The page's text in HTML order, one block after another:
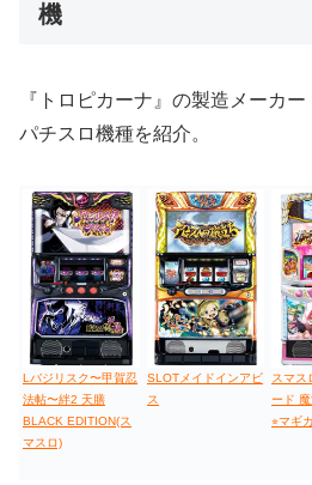
値下げ台
機
『トロピカーナ』の製造メーカー
パチスロ機種を紹介。
Lバジリスク〜甲賀忍
法帖〜絆2 天膳
BLACK EDITION(ス
マスロ)
SLOTメイドインアビ
ス
スマス
ード
⭐︎マギ